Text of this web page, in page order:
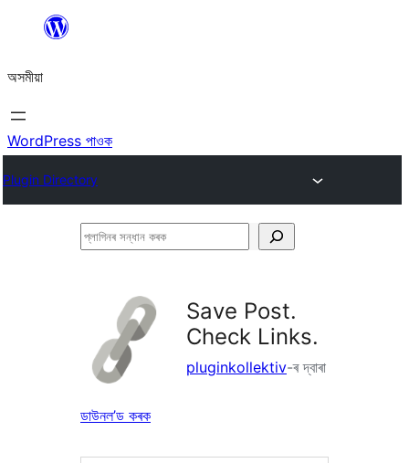
বিষয়বস্তুলৈ
যাওক
অসমীয়া
WordPress পাওক
Plugin Directory
প্লাগিনৰ
Save Post.
Check Links.
pluginkollektiv-ৰ দ্বাৰা
ডাউনল’ড কৰক